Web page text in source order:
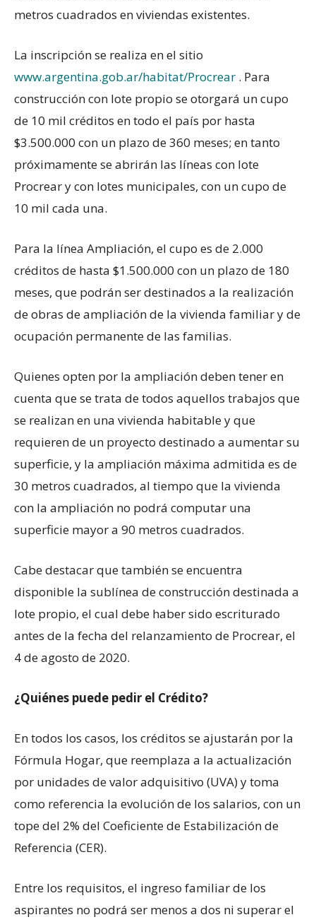
metros cuadrados en viviendas existentes.
La inscripción se realiza en el sitio
www.argentina.gob.ar/habitat/Procrear . Para
construcción con lote propio se otorgará un cupo
de 10 mil créditos en todo el país por hasta
$3.500.000 con un plazo de 360 meses; en tanto
próximamente se abrirán las líneas con lote
Procrear y con lotes municipales, con un cupo de
10 mil cada una.
Para la línea Ampliación, el cupo es de 2.000
créditos de hasta $1.500.000 con un plazo de 180
meses, que podrán ser destinados a la realización
de obras de ampliación de la vivienda familiar y de
ocupación permanente de las familias.
Quienes opten por la ampliación deben tener en
cuenta que se trata de todos aquellos trabajos que
se realizan en una vivienda habitable y que
requieren de un proyecto destinado a aumentar su
superficie, y la ampliación máxima admitida es de
30 metros cuadrados, al tiempo que la vivienda
con la ampliación no podrá computar una
superficie mayor a 90 metros cuadrados.
Cabe destacar que también se encuentra
disponible la sublínea de construcción destinada a
lote propio, el cual debe haber sido escriturado
antes de la fecha del relanzamiento de Procrear, el
4 de agosto de 2020.
¿Quiénes puede pedir el Crédito?
En todos los casos, los créditos se ajustarán por la
Fórmula Hogar, que reemplaza a la actualización
por unidades de valor adquisitivo (UVA) y toma
como referencia la evolución de los salarios, con un
tope del 2% del Coeficiente de Estabilización de
Referencia (CER).
Entre los requisitos, el ingreso familiar de los
aspirantes no podrá ser menos a dos ni superar el